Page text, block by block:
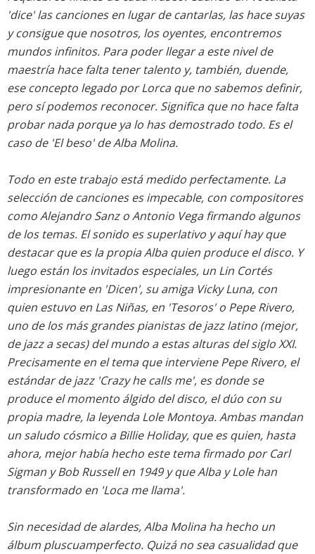
'dice' las canciones en lugar de cantarlas, las hace suyas
y consigue que nosotros, los oyentes, encontremos
mundos infinitos. Para poder llegar a este nivel de
maestría hace falta tener talento y, también, duende,
ese concepto legado por Lorca que no sabemos definir,
pero sí podemos reconocer. Significa que no hace falta
probar nada porque ya lo has demostrado todo. Es el
caso de 'El beso' de Alba Molina.
Todo en este trabajo está medido perfectamente. La
selección de canciones es impecable, con compositores
como Alejandro Sanz o Antonio Vega firmando algunos
de los temas. El sonido es superlativo y aquí hay que
destacar que es la propia Alba quien produce el disco. Y
luego están los invitados especiales, un Lin Cortés
impresionante en 'Dicen', su amiga Vicky Luna, con
quien estuvo en Las Niñas, en 'Tesoros' o Pepe Rivero,
uno de los más grandes pianistas de jazz latino (mejor,
de jazz a secas) del mundo a estas alturas del siglo XXI.
Precisamente en el tema que interviene Pepe Rivero, el
estándar de jazz 'Crazy he calls me', es donde se
produce el momento álgido del disco, el dúo con su
propia madre, la leyenda Lole Montoya. Ambas mandan
un saludo cósmico a Billie Holiday, que es quien, hasta
ahora, mejor había hecho este tema firmado por Carl
Sigman y Bob Russell en 1949 y que Alba y Lole han
transformado en 'Loca me llama'.
Sin necesidad de alardes, Alba Molina ha hecho un
álbum pluscuamperfecto. Quizá no sea casualidad que